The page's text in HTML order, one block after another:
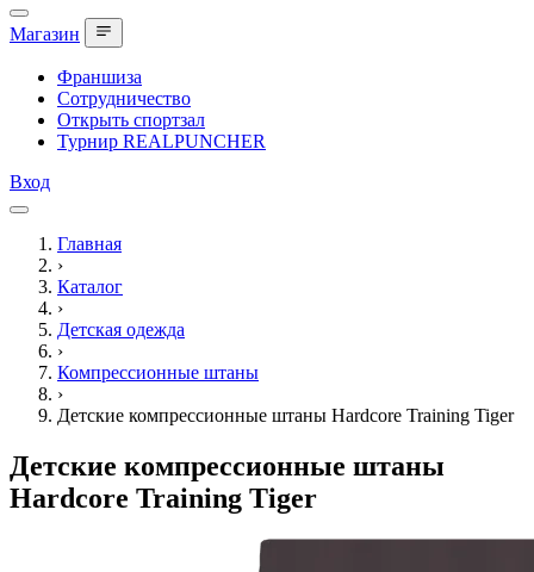
Магазин
Франшиза
Сотрудничество
Открыть спортзал
Турнир REALPUNCHER
Вход
Главная
›
Каталог
›
Детская одежда
›
Компрессионные штаны
›
Детские компрессионные штаны Hardcore Training Tiger
Детские компрессионные штаны
Hardcore Training Tiger